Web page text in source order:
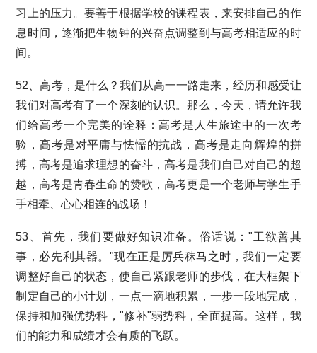
习上的压力。要善于根据学校的课程表，来安排自己的作
息时间，逐渐把生物钟的兴奋点调整到与高考相适应的时
间。
52、高考，是什么？我们从高一一路走来，经历和感受让
我们对高考有了一个深刻的认识。那么，今天，请允许我
们给高考一个完美的诠释：高考是人生旅途中的一次考
验，高考是对平庸与怯懦的抗战，高考是走向辉煌的拼
搏，高考是追求理想的奋斗，高考是我们自己对自己的超
越，高考是青春生命的赞歌，高考更是一个老师与学生手
手相牵、心心相连的战场！
53、首先，我们要做好知识准备。俗话说："工欲善其
事，必先利其器。"现在正是厉兵秣马之时，我们一定要
调整好自己的状态，使自己紧跟老师的步伐，在大框架下
制定自己的小计划，一点一滴地积累，一步一段地完成，
保持和加强优势科，"修补"弱势科，全面提高。这样，我
们的能力和成绩才会有质的飞跃。